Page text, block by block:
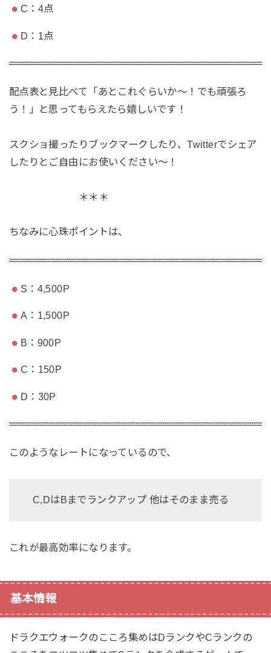
C：4点
D：1点
配点表と見比べて「あとこれぐらいか〜！でも頑張ろ
う！」と思ってもらえたら嬉しいです！
スクショ撮ったりブックマークしたり、Twitterでシェア
したりとご自由にお使いください〜！
＊＊＊
ちなみに心珠ポイントは、
S：4,500P
A：1,500P
B：900P
C：150P
D：30P
このようなレートになっているので、
C,DはBまでランクアップ 他はそのまま売る
これが最高効率になります。
基本情報
ドラクエウォークのこころ集めはDランクやCランクの